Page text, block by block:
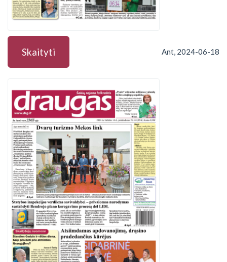
Skaityti Ant, 2024-06-18